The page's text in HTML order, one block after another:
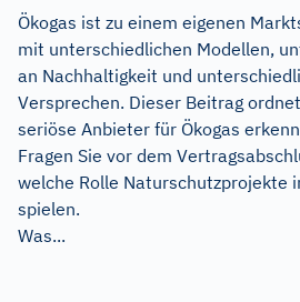
Ökogas ist zu einem eigenen
mit unterschiedlichen Modellen,
an Nachhaltigkeit und
Versprechen. Dieser Beitrag
seriöse Anbieter für Ökogas
Fragen Sie vor dem
welche Rolle Naturschutzprojekte
spielen.
Was...